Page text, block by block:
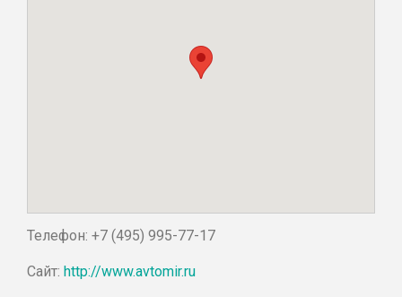
Телефон: +7 (495) 995-77-17
Сайт: http://www.avtomir.ru